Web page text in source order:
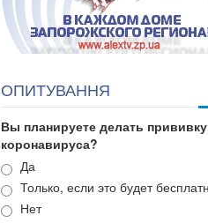
ОПИТУВАННЯ
Вы планируете делать
коронавируса?
Варианты
Да
Только, если это будет
Нет